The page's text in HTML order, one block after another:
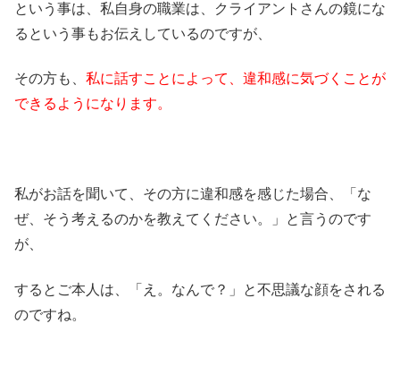
という事は、私自身の職業は、クライアントさんの鏡にな
るという事もお伝えしているのですが、
その方も、 私に話すことによって、違和感に気づくことが
できるようになります。
私がお話を聞いて、その方に違和感を感じた場合、「な
ぜ、そう考えるのかを教えてください。」と言うのです
が、
するとご本人は、「え。なんで？」と不思議な顔をされる
のですね。